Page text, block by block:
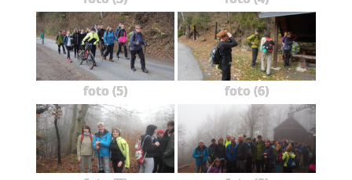
foto (5) foto (6)